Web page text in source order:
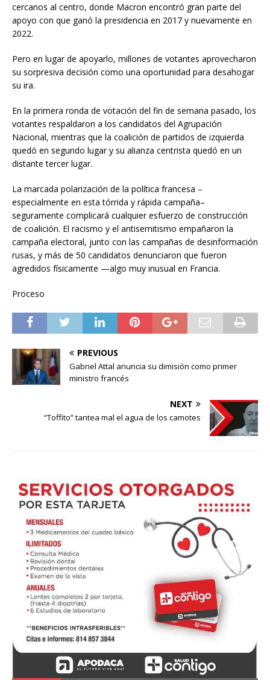
cercanos al centro, donde Macron encontró gran parte del
apoyo con que ganó la presidencia en 2017 y nuevamente en
2022.
Pero en lugar de apoyarlo, millones de votantes aprovecharon
su sorpresiva decisión como una oportunidad para desahogar
su ira.
En la primera ronda de votación del fin de semana pasado, los
votantes respaldaron a los candidatos del Agrupación
Nacional, mientras que la coalición de partidos de izquierda
quedó en segundo lugar y su alianza centrista quedó en un
distante tercer lugar.
La marcada polarización de la política francesa –
especialmente en esta tórrida y rápida campaña–
seguramente complicará cualquier esfuerzo de construcción
de coalición. El racismo y el antisemitismo empañaron la
campaña electoral, junto con las campañas de desinformación
rusas, y más de 50 candidatos denunciaron que fueron
agredidos físicamente —algo muy inusual en Francia.
Proceso
PREVIOUS
Gabriel Attal anuncia su dimisión como primer
ministro francés
NEXT
“Toffito” tantea mal el agua de los camotes